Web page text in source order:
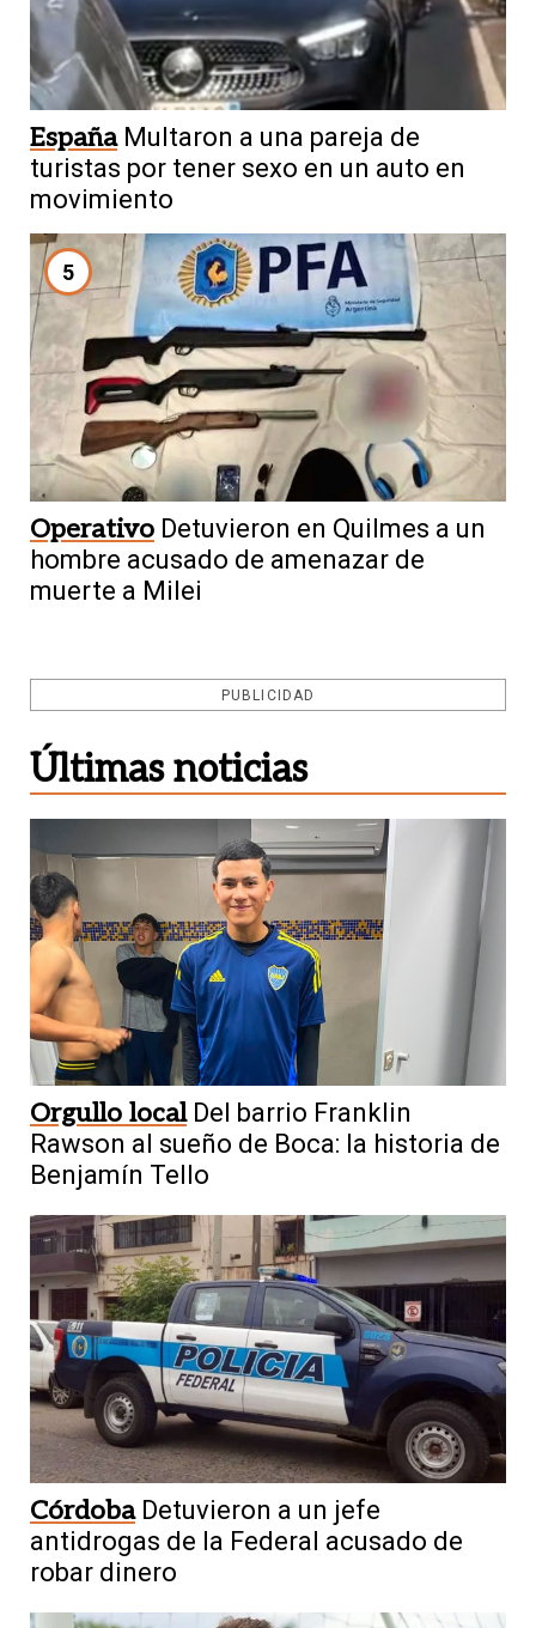
España Multaron a una pareja de
turistas por tener sexo en un auto en
movimiento
5
Operativo Detuvieron en Quilmes a un
hombre acusado de amenazar de
muerte a Milei
PUBLICIDAD
Últimas noticias
Orgullo local Del barrio Franklin
Rawson al sueño de Boca: la historia de
Benjamín Tello
Córdoba Detuvieron a un jefe
antidrogas de la Federal acusado de
robar dinero